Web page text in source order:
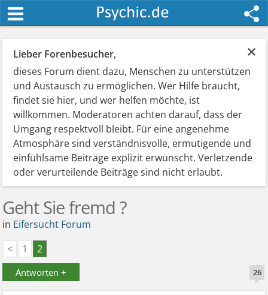
×
Lieber Forenbesucher,
dieses Forum dient dazu, Menschen zu unterstützen
und Austausch zu ermöglichen. Wer Hilfe braucht,
findet sie hier, und wer helfen möchte, ist
willkommen. Moderatoren achten darauf, dass der
Umgang respektvoll bleibt. Für eine angenehme
Atmosphäre sind verständnisvolle, ermutigende und
einfühlsame Beiträge explizit erwünscht. Verletzende
oder verurteilende Beiträge sind nicht erlaubt.
Geht Sie fremd ?
in Eifersucht Forum
<
1 2
Antworten + 26